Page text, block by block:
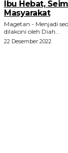
Ibu Hebat,
Masyarakat
Magetan - Menjadi
dilakoni oleh Diah...
22 Desember 2022